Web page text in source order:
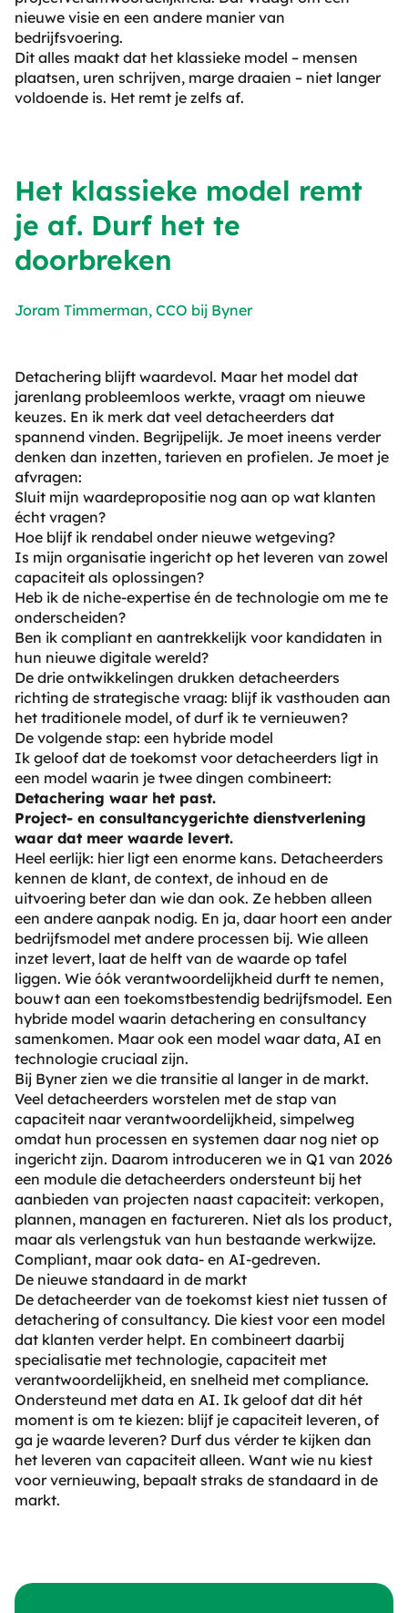
nieuwe visie en een andere manier van
bedrijfsvoering.
Dit alles maakt dat het klassieke model – mensen
plaatsen, uren schrijven, marge draaien – niet langer
voldoende is. Het remt je zelfs af.
Het klassieke model remt
je af. Durf het te
doorbreken
Joram Timmerman, CCO bij Byner
Detachering blijft waardevol. Maar het model dat
jarenlang probleemloos werkte, vraagt om nieuwe
keuzes. En ik merk dat veel detacheerders dat
spannend vinden. Begrijpelijk. Je moet ineens verder
denken dan inzetten, tarieven en profielen. Je moet je
afvragen:
Sluit mijn waardepropositie nog aan op wat klanten
écht vragen?
Hoe blijf ik rendabel onder nieuwe wetgeving?
Is mijn organisatie ingericht op het leveren van zowel
capaciteit als oplossingen?
Heb ik de niche-expertise én de technologie om me te
onderscheiden?
Ben ik compliant en aantrekkelijk voor kandidaten in
hun nieuwe digitale wereld?
De drie ontwikkelingen drukken detacheerders
richting de strategische vraag: blijf ik vasthouden aan
het traditionele model, of durf ik te vernieuwen?
De volgende stap: een hybride model
Ik geloof dat de toekomst voor detacheerders ligt in
een model waarin je twee dingen combineert:
Detachering waar het past.
Project- en consultancygerichte dienstverlening
waar dat meer waarde levert.
Heel eerlijk: hier ligt een enorme kans. Detacheerders
kennen de klant, de context, de inhoud en de
uitvoering beter dan wie dan ook. Ze hebben alleen
een andere aanpak nodig. En ja, daar hoort een ander
bedrijfsmodel met andere processen bij. Wie alleen
inzet levert, laat de helft van de waarde op tafel
liggen. Wie óók verantwoordelijkheid durft te nemen,
bouwt aan een toekomstbestendig bedrijfsmodel. Een
hybride model waarin detachering en consultancy
samenkomen. Maar ook een model waar data, AI en
technologie cruciaal zijn.
Bij Byner zien we die transitie al langer in de markt.
Veel detacheerders worstelen met de stap van
capaciteit naar verantwoordelijkheid, simpelweg
omdat hun processen en systemen daar nog niet op
ingericht zijn. Daarom introduceren we in Q1 van 2026
een module die detacheerders ondersteunt bij het
aanbieden van projecten naast capaciteit: verkopen,
plannen, managen en factureren. Niet als los product,
maar als verlengstuk van hun bestaande werkwijze.
Compliant, maar ook data- en AI-gedreven.
De nieuwe standaard in de markt
De detacheerder van de toekomst kiest niet tussen of
detachering of consultancy. Die kiest voor een model
dat klanten verder helpt. En combineert daarbij
specialisatie met technologie, capaciteit met
verantwoordelijkheid, en snelheid met compliance.
Ondersteund met data en AI. Ik geloof dat dit hét
moment is om te kiezen: blijf je capaciteit leveren, of
ga je waarde leveren? Durf dus vérder te kijken dan
het leveren van capaciteit alleen. Want wie nu kiest
voor vernieuwing, bepaalt straks de standaard in de
markt.